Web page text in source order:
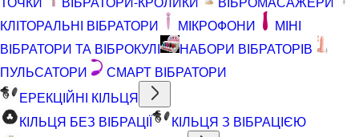
КЛІТОРАЛЬНІ ВІБРАТОРИ
МІКРОФОНИ
МІНІ
ВІБРАТОРИ ТА ВІБРОКУЛІ
НАБОРИ ВІБРАТОРІВ
ПУЛЬСАТОРИ
СМАРТ ВІБРАТОРИ
ЕРЕКЦІЙНІ КІЛЬЦЯ
КІЛЬЦЯ БЕЗ ВІБРАЦІЇ
КІЛЬЦЯ З ВІБРАЦІЄЮ